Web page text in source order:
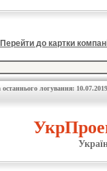
Перейти до картки
останнього логування: